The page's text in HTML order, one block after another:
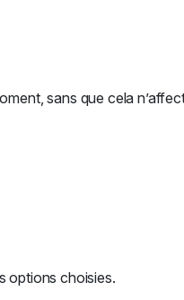
sans que cela
options choisies.